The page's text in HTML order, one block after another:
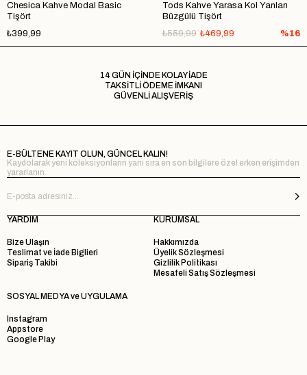
Chesica Kahve Modal Basic
Tişört
₺399,99
Tods Kahve Yarasa Kol Yanları
Büzgülü Tişört
₺469,99
₺559,99 %16
14 GÜN İÇİNDE KOLAY İADE
TAKSİTLİ ÖDEME İMKANI
GÜVENLİ ALIŞVERİŞ
E-BÜLTENE KAYIT OLUN, GÜNCEL KALIN!
Kaydolarak yeni koleksiyonların yanı sıra en son bilgilere özel erken erişimden
yararlanın.
YARDIM
Bize Ulaşın
Teslimat ve İade Biglieri
Sipariş Takibi
KURUMSAL
Hakkımızda
Üyelik Sözleşmesi
Gizlilik Politikası
Mesafeli Satış Sözleşmesi
SOSYAL MEDYA ve UYGULAMA
Instagram
Appstore
Google Play